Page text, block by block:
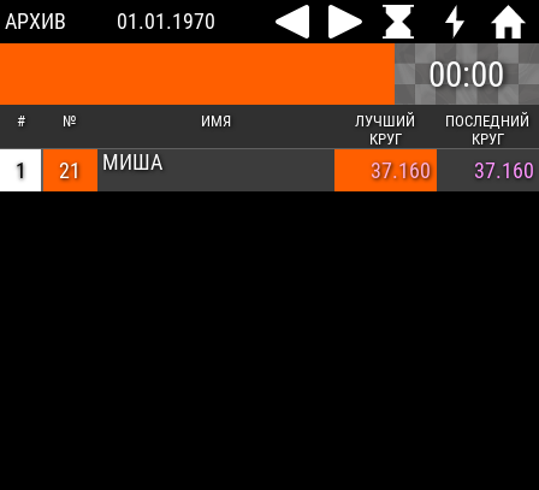
АРХИВ 01.01.1970
00:00
# № ИМЯ
ЛУЧШИЙ
КРУГ
ПОСЛЕДНИЙ
КРУГ
1 21 МИША 37.160 37.160